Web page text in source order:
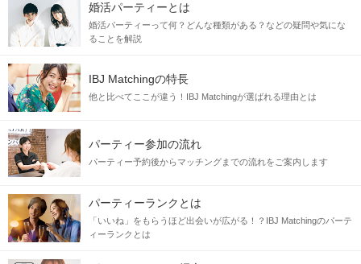
婚活パーティーとは
婚活パーティーって何？どんな種類がある？などの疑問や気にな
ることを解説
IBJ Matchingの特長
他と比べてここが違う！IBJ Matchingが選ばれる理由とは
パーティー参加の流れ
パーティー予約後からマッチングまでの流れをご案内します
パーティーランクとは
「いいね」をもらうほど出会いが広がる！？IBJ Matchingのパーテ
ィーランクとは